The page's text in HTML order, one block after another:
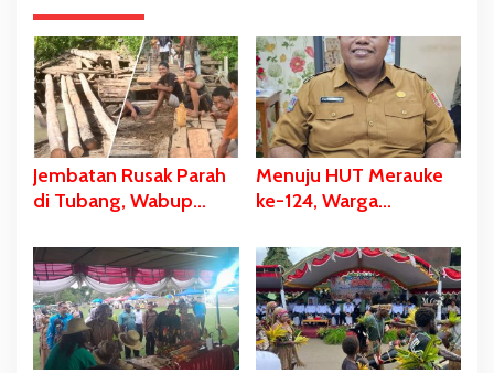
Jembatan Rusak Parah
di Tubang, Wabup
dan Eksekusi Berikan
Bantuan Dana
Perbaikan
Menuju HUT Merauke
ke-124, Warga
Akan Dapat Kado
Spesial